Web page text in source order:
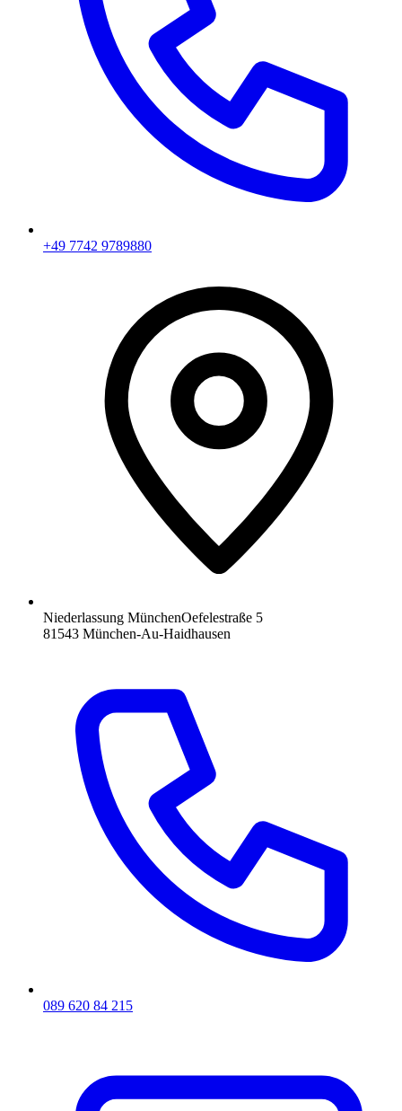
+49 7742 9789880
Niederlassung MünchenOefelestraße 5
81543 München-Au-Haidhausen
089 620 84 215